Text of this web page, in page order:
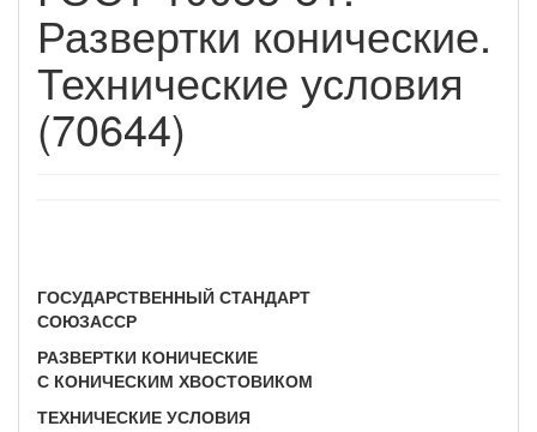
Развертки конические.
Технические условия
(70644)
ГОСУДАРСТВЕННЫЙ СТАНДАРТ
СОЮЗАССР
РАЗВЕРТКИ КОНИЧЕСКИЕ
С КОНИЧЕСКИМ ХВОСТОВИКОМ
ТЕХНИЧЕСКИЕ УСЛОВИЯ